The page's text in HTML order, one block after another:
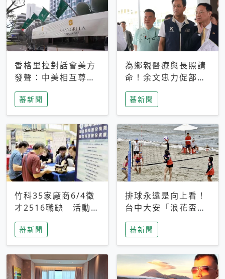
香格里拉對話會美方
發聲：中美相互尊
重、良性溝通事關全
球和平穩定
蕃新聞
為鄉親醫療與長照請
命！余文忠力促部苗
升格「台大苗栗分
院」
蕃新聞
竹科35家廠商6/4徵
才2516職缺 活動當
天完成面試2家廠商
即可參加抽獎
蕃新聞
排球永遠是向上看！
台中大安「浪花盃」
沙排賽今日起跑 烈
日、海風、餐車派對
引爆海線初夏
蕃新聞